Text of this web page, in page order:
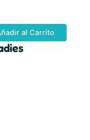
al Carrito